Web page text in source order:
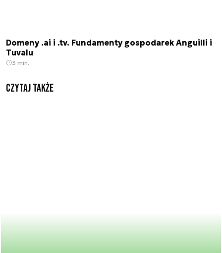
Domeny .ai i .tv. Fundamenty gospodarek Anguilli i
Tuvalu
3 min.
Czytaj także